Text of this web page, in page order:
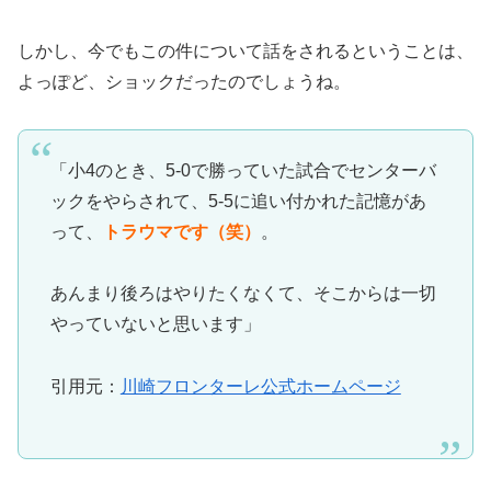
しかし、今でもこの件について話をされるということは、
よっぽど、ショックだったのでしょうね。
「小4のとき、5-0で勝っていた試合でセンターバ
ックをやらされて、5-5に追い付かれた記憶があ
って、
トラウマです（笑） 。
あんまり後ろはやりたくなくて、そこからは一切
やっていないと思います」
引用元： 川崎フロンターレ公式ホームページ